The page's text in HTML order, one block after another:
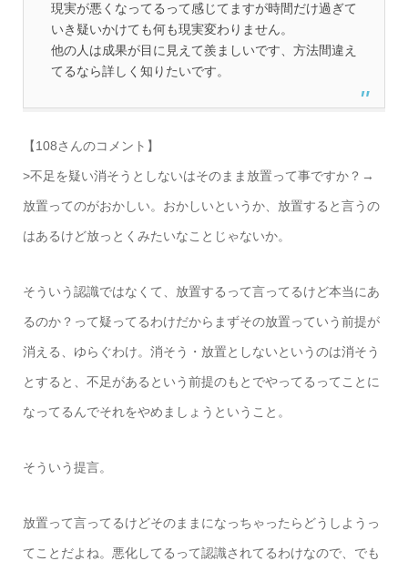
現実が悪くなってるって感じてますが時間だけ過ぎて
いき疑いかけても何も現実変わりません。
他の人は成果が目に見えて羨ましいです、方法間違え
てるなら詳しく知りたいです。
【108さんのコメント】
>不足を疑い消そうとしないはそのまま放置って事ですか？→
放置ってのがおかしい。おかしいというか、放置すると言うの
はあるけど放っとくみたいなことじゃないか。
そういう認識ではなくて、放置するって言ってるけど本当にあ
るのか？って疑ってるわけだからまずその放置っていう前提が
消える、ゆらぐわけ。消そう・放置としないというのは消そう
とすると、不足があるという前提のもとでやってるってことに
なってるんでそれをやめましょうということ。
そういう提言。
放置って言ってるけどそのままになっちゃったらどうしようっ
てことだよね。悪化してるって認識されてるわけなので、でも